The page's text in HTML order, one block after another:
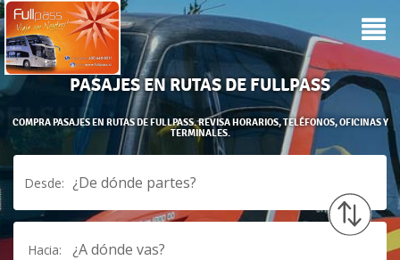
PASAJES EN RUTAS DE FULLPASS
COMPRA PASAJES EN RUTAS DE FULLPASS. REVISA HORARIOS, TELÉFONOS, OFICINAS Y
TERMINALES.
Desde: ¿De dónde partes?
Hacia: ¿A dónde vas?